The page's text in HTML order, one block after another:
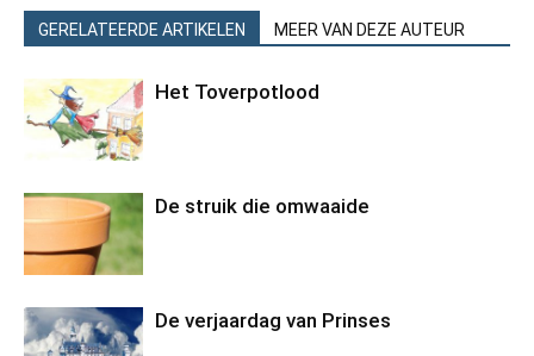
GERELATEERDE ARTIKELEN MEER VAN DEZE AUTEUR
Het Toverpotlood
De struik die omwaaide
De verjaardag van Prinses